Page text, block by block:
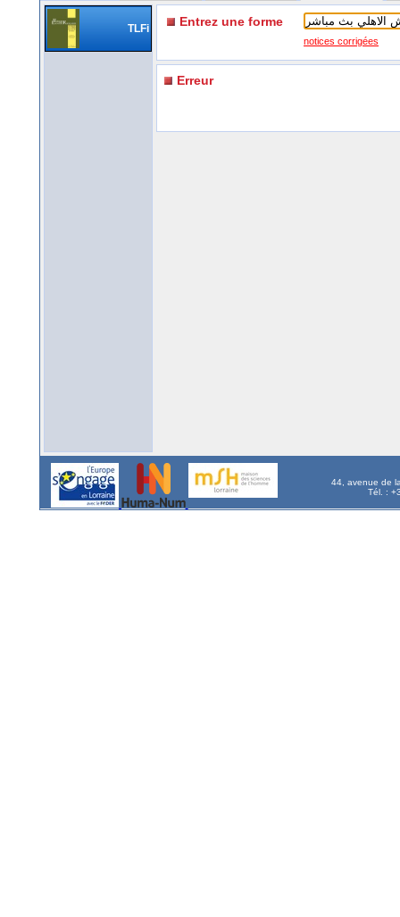
TLFi Entrez une forme
notices corrigées
Erreur
44, avenue de
Tél. :